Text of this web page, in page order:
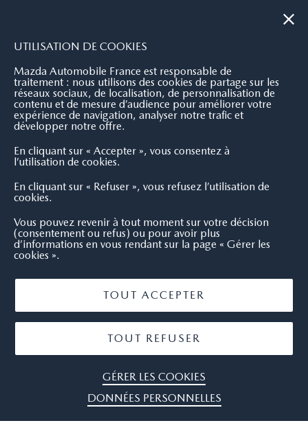
UTILISATION DE COOKIES
Mazda Automobile France est responsable de
traitement : nous utilisons des cookies de partage sur les
réseaux sociaux, de localisation, de personnalisation de
contenu et de mesure d’audience pour améliorer votre
expérience de navigation, analyser notre trafic et
développer notre offre.
En cliquant sur « Accepter », vous consentez à
l’utilisation de cookies.
En cliquant sur « Refuser », vous refusez l’utilisation de
cookies.
Vous pouvez revenir à tout moment sur votre décision
(consentement ou refus) ou pour avoir plus
d’informations en vous rendant sur la page « Gérer les
cookies ».
TOUT ACCEPTER
TOUT REFUSER
GÉRER LES COOKIES
DONNÉES PERSONNELLES